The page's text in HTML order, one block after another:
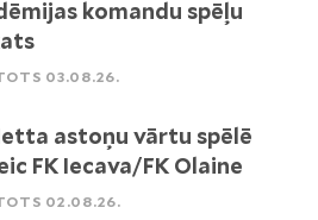
komandu spēļu
03.08.26.
astoņu vārtu spēlē
FK Iecava/FK Olaine
02.08.26.